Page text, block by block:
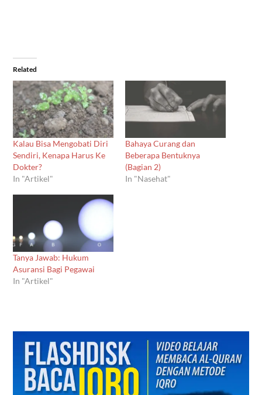
Related
Kalau Bisa Mengobati Diri
Sendiri, Kenapa Harus Ke
Dokter?
In "Artikel"
Bahaya Curang dan
Beberapa Bentuknya
(Bagian 2)
In "Nasehat"
Tanya Jawab: Hukum
Asuransi Bagi Pegawai
In "Artikel"